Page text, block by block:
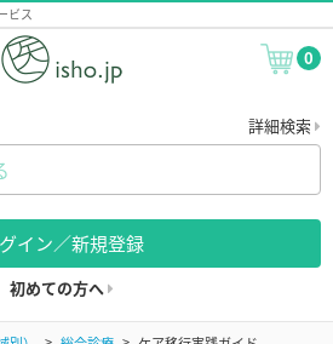
ビス
0
詳細検索
イン／新規登録
初めての方へ